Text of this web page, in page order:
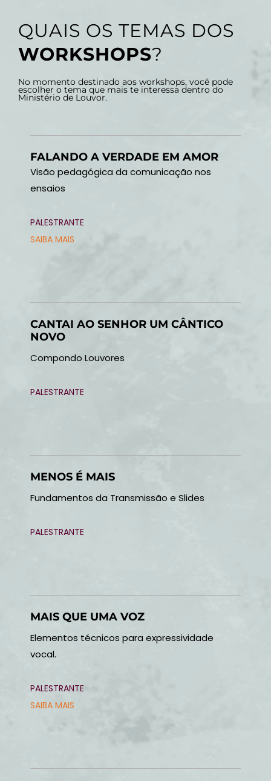
QUAIS OS TEMAS DOS
WORKSHOPS?
No momento destinado aos workshops, você pode
escolher o tema que mais te interessa dentro do
Ministério de Louvor.
FALANDO A VERDADE EM AMOR
Visão pedagógica da comunicação nos
ensaios
PALESTRANTE
SAIBA MAIS
CANTAI AO SENHOR UM CÂNTICO
NOVO
Compondo Louvores
PALESTRANTE
MENOS É MAIS
Fundamentos da Transmissão e Slides
PALESTRANTE
MAIS QUE UMA VOZ
Elementos técnicos para expressividade
vocal.
PALESTRANTE
SAIBA MAIS